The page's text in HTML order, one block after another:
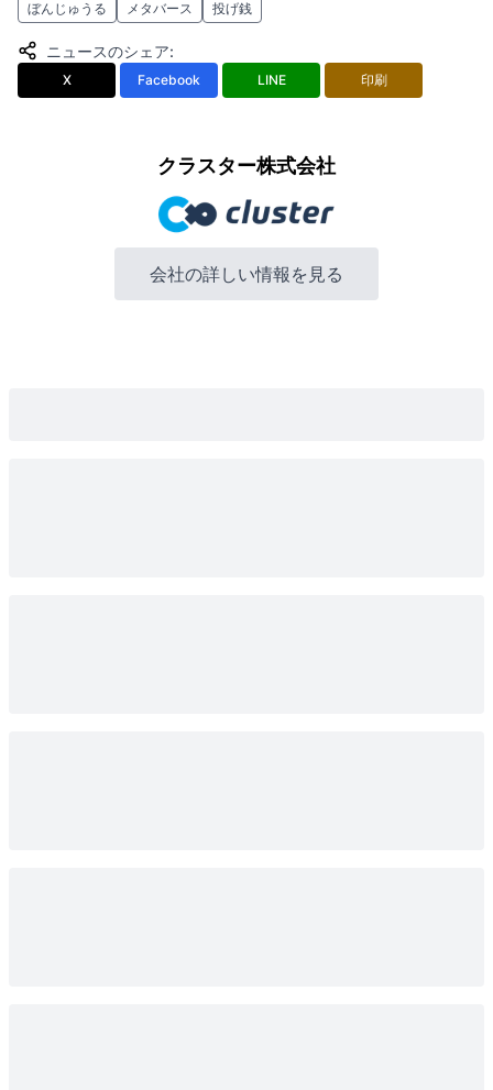
ぼんじゅうる
メタバース 投げ銭
ニュースのシェア:
X Facebook LINE 印刷
クラスター株式会社
会社の詳しい情報を見る